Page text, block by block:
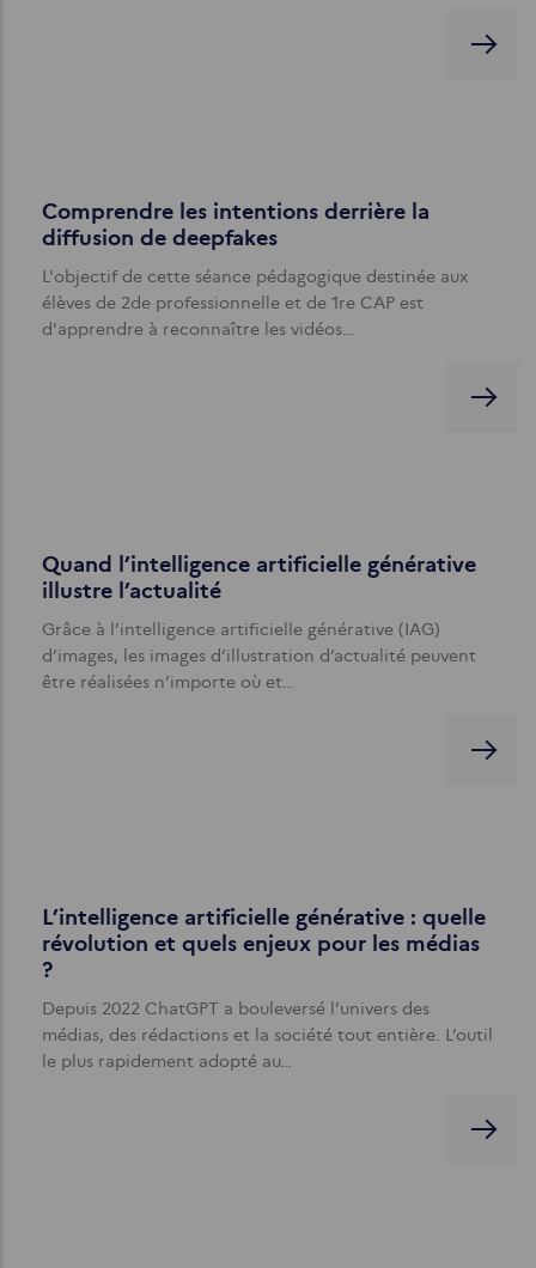
Comprendre les intentions derrière la
diffusion de deepfakes
L'objectif de cette séance pédagogique destinée aux
élèves de 2de professionnelle et de 1re CAP est
d'apprendre à reconnaître les vidéos…
Quand l’intelligence artificielle générative
illustre l’actualité
Grâce à l’intelligence artificielle générative (IAG)
d’images, les images d’illustration d’actualité peuvent
être réalisées n’importe où et…
L’intelligence artificielle générative : quelle
révolution et quels enjeux pour les médias
?
Depuis 2022 ChatGPT a bouleversé l’univers des
médias, des rédactions et la société tout entière. L’outil
le plus rapidement adopté au…